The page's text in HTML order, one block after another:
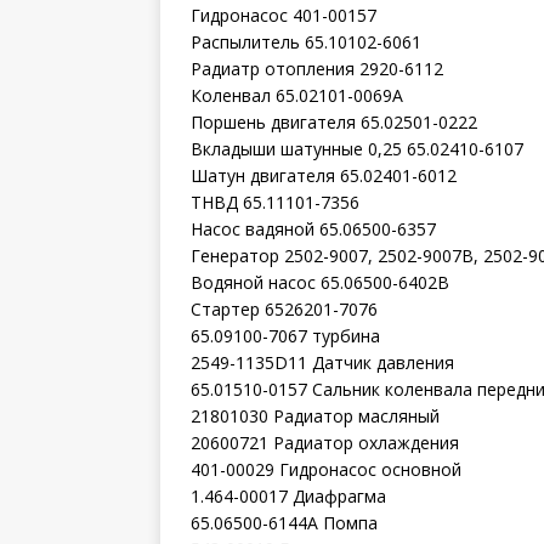
Гидронасос 401-00157
Распылитель 65.10102-6061
Радиатр отопления 2920-6112
Коленвал 65.02101-0069A
Поршень двигателя 65.02501-0222
Вкладыши шатунные 0,25 65.02410-6107
Шатун двигателя 65.02401-6012
ТНВД 65.11101-7356
Насос вадяной 65.06500-6357
Генератор 2502-9007, 2502-9007B, 2502-
Водяной насос 65.06500-6402B
Стартер 6526201-7076
65.09100-7067 турбина
2549-1135D11 Датчик давления
65.01510-0157 Сальник коленвала
21801030 Радиатор масляный
20600721 Радиатор охлаждения
401-00029 Гидронасос основной
1.464-00017 Диафрагма
65.06500-6144A Помпа